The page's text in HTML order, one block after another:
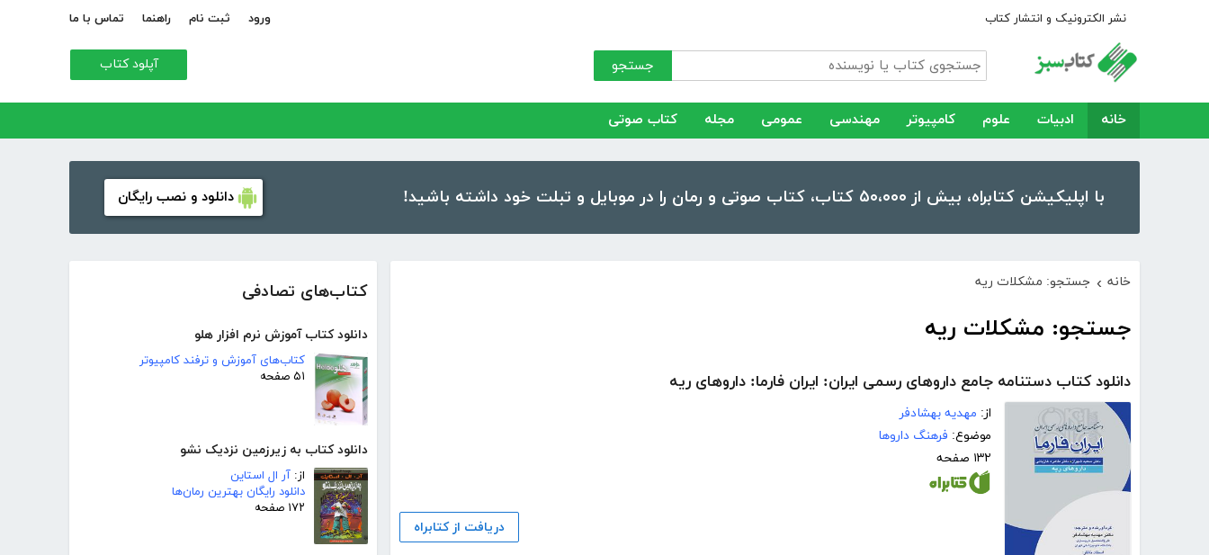
نشر الکترونیک و انتشار کتاب ورود ثبت نام راهنما تماس با ما
جستجو آپلود کتاب
خانه ادبیات علوم کامپیوتر مهندسی عمومی مجله کتاب صوتی
با اپلیکیشن کتابراه، بیش از ۵۰،۰۰۰ کتاب، کتاب صوتی و رمان را در موبایل و تبلت خود داشته باشید! دانلود و نصب رایگان
کتاب‌های تصادفی
دانلود کتاب آموزش نرم افزار هلو
کتاب‌های آموزش و ترفند کامپیوتر
۵۱ صفحه
دانلود کتاب به زیرزمین نزدیک نشو
از: آر ال استاین
دانلود رایگان بهترین رمان‌ها
۱۷۲ صفحه
خانه › جستجو: مشکلات ریه
جستجو: مشکلات ریه
دانلود کتاب دستنامه جامع داروهای رسمی ایران: ایران فارما: داروهای ریه
از: مهدیه بهشادفر
موضوع: فرهنگ داروها
۱۳۲ صفحه
دریافت از کتابراه